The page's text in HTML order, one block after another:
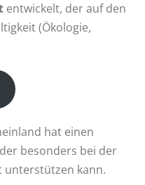
entwickelt, der auf den
(Ökologie,
hat einen
besonders bei der
unterstützen kann.